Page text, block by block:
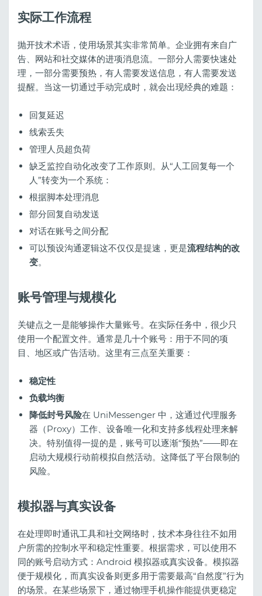
实际工作流程
抛开技术术语，使用场景其实非常简单。企业拥有来自广
告、网站和社交媒体的进项消息流。一部分人需要快速处
理，一部分需要预热，有人需要发送信息，有人需要发送
提醒。当这一切通过手动完成时，就会出现经典的难题：
回复延迟
线索丢失
管理人员超负荷
缺乏监控自动化改变了工作原则。从“人工回复每一个
人”转变为一个系统：
根据脚本处理消息
部分回复自动发送
对话在账号之间分配
可以预设沟通逻辑这不仅仅是提速，更是流程结构的改
变。
账号管理与规模化
关键点之一是能够操作大量账号。在实际任务中，很少只
使用一个配置文件。通常是几十个账号：用于不同的项
目、地区或广告活动。这里有三点至关重要：
稳定性
负载均衡
降低封号风险在 UniMessenger 中，这通过代理服务
器（Proxy）工作、设备唯一化和支持多线程处理来解
决。特别值得一提的是，账号可以逐渐“预热”——即在
启动大规模行动前模拟自然活动。这降低了平台限制的
风险。
模拟器与真实设备
在处理即时通讯工具和社交网络时，技术本身往往不如用
户所需的控制水平和稳定性重要。根据需求，可以使用不
同的账号启动方式：Android 模拟器或真实设备。模拟器
便于规模化，而真实设备则更多用于需要最高“自然度”行为
的场景。在某些场景下，通过物理手机操作能提供更稳定